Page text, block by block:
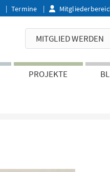
Termine
MITGLIED WERDEN
PROJEKTE